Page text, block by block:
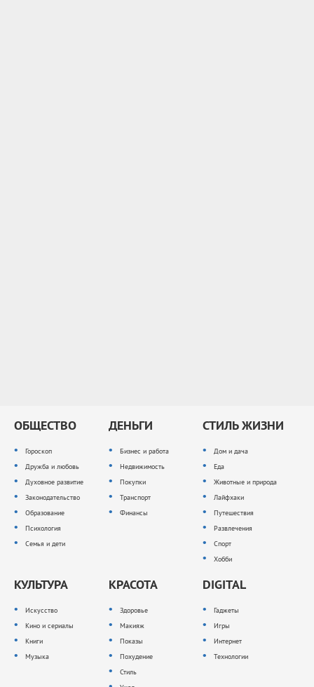
ОБЩЕСТВО
Гороскоп
Дружба и любовь
Духовное развитие
Законодательство
Образование
Психология
Семья и дети
ДЕНЬГИ
Бизнес и работа
Недвижимость
Покупки
Транспорт
Финансы
СТИЛЬ ЖИЗНИ
Дом и дача
Еда
Животные и природа
Лайфхаки
Путешествия
Развлечения
Спорт
Хобби
КУЛЬТУРА
Искусство
Кино и сериалы
Книги
Музыка
КРАСОТА
Здоровье
Макияж
Показы
Похудение
Стиль
DIGITAL
Гаджеты
Игры
Интернет
Технологии